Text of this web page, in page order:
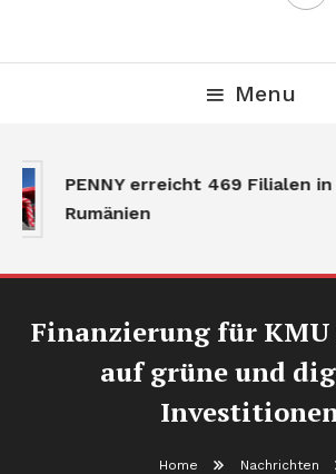
Menu
PENNY erreicht 469 Filialen in
Rumänien
Finanzierung für
auf grüne und
Home
Nachrichten